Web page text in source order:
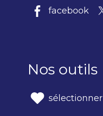
facebook
Nos outils
sélectionner